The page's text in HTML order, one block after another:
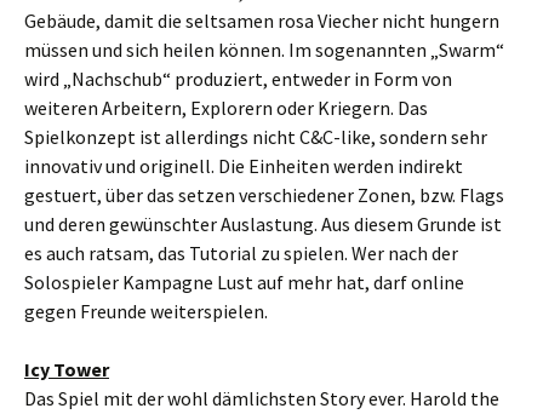
Gebäude, damit die seltsamen rosa Viecher nicht hungern
müssen und sich heilen können. Im sogenannten „Swarm“
wird „Nachschub“ produziert, entweder in Form von
weiteren Arbeitern, Explorern oder Kriegern. Das
Spielkonzept ist allerdings nicht C&C-like, sondern sehr
innovativ und originell. Die Einheiten werden indirekt
gestuert, über das setzen verschiedener Zonen, bzw. Flags
und deren gewünschter Auslastung. Aus diesem Grunde ist
es auch ratsam, das Tutorial zu spielen. Wer nach der
Solospieler Kampagne Lust auf mehr hat, darf online
gegen Freunde weiterspielen.
Icy Tower
Das Spiel mit der wohl dämlichsten Story ever. Harold the